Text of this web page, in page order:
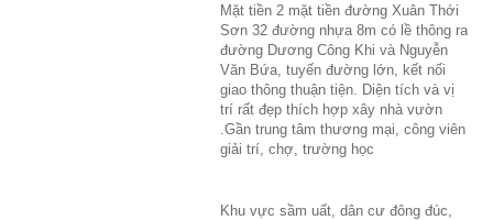
Mặt tiền 2 mặt tiền đường Xuân Thới
Sơn 32 đường nhựa 8m có lề thông ra
đường Dương Công Khi và Nguyễn
Văn Bứa, tuyến đường lớn, kết nối
giao thông thuận tiện. Diện tích và vị
trí rất đẹp thích hợp xây nhà vườn
.Gần trung tâm thương mại, công viên
giải trí, chợ, trường học
Khu vực sầm uất, dân cư đông đúc,